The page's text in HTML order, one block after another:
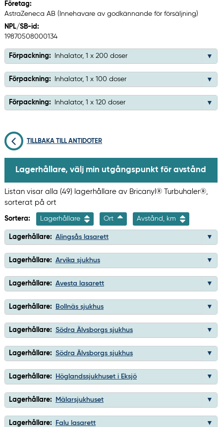
Företag:
AstraZeneca AB (Innehavare av godkännande för försäljning)
NPL/SB-id:
19870508000134
Förpackning: Inhalator, 1 x 200 doser
Förpackning: Inhalator, 1 x 100 doser
Förpackning: Inhalator, 1 x 120 doser
TILLBAKA TILL ANTIDOTER
Lagerhållare, välj min utgångspunkt för avstånd
Listan visar alla (49) lagerhållare av Bricanyl® Turbuhaler®,
sorterat på ort
Sortera: Lagerhållare Ort Avstånd, km
Lagerhållare: Alingsås lasarett
Lagerhållare: Arvika sjukhus
Lagerhållare: Avesta lasarett
Lagerhållare: Bollnäs sjukhus
Lagerhållare: Södra Älvsborgs sjukhus
Lagerhållare: Södra Älvsborgs sjukhus
Lagerhållare: Höglandssjukhuset i Eksjö
Lagerhållare: Mälarsjukhuset
Lagerhållare: Falu lasarett